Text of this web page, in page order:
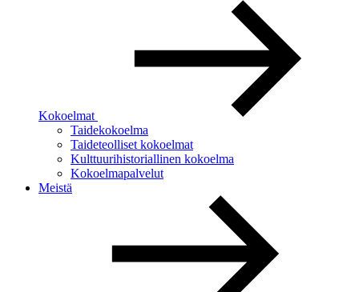
Kokoelmat
Taidekokoelma
Taideteolliset kokoelmat
Kulttuurihistoriallinen kokoelma
Kokoelmapalvelut
Meistä